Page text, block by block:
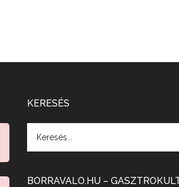
KERESÉS
BORRAVALO.HU –